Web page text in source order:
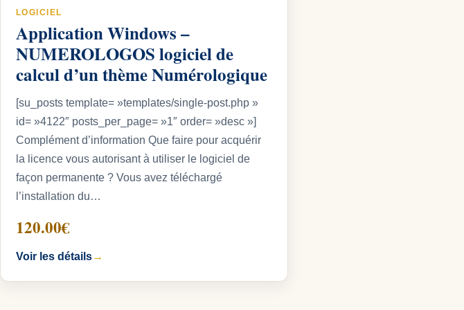
LOGICIEL
Application Windows –
NUMEROLOGOS logiciel de
calcul d’un thème Numérologique
[su_posts template= »templates/single-post.php »
id= »4122″ posts_per_page= »1″ order= »desc »]
Complément d’information Que faire pour acquérir
la licence vous autorisant à utiliser le logiciel de
façon permanente ? Vous avez téléchargé
l’installation du…
120.00€
Voir les détails→